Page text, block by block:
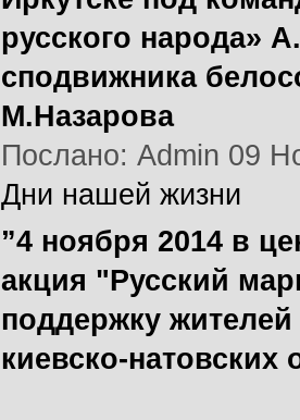
русского народа»
сподвижника
М.Назарова
Послано: Admin 09
Дни нашей жизни
”4 ноября 2014 в
акция "Русский
поддержку
киевско-натовских